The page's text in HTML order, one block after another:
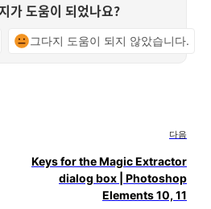
가 도움이 되었나요?
그다지 도움이 되지 않았습니다.
다음
Keys for the Magic Extractor
dialog box | Photoshop
Elements 10, 11